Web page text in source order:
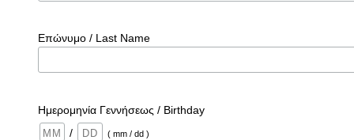
Επώνυμο / Last Name
Ημερομηνία Γεννήσεως / Birthday
/
( mm / dd )